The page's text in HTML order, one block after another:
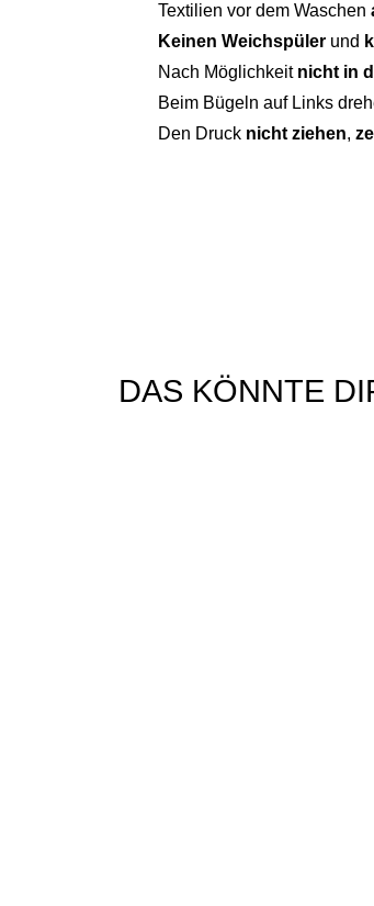
Textilien vor dem Waschen
Keinen Weichspüler und
Nach Möglichkeit nicht in
Beim Bügeln auf Links
Den Druck nicht ziehen,
DAS KÖNNTE